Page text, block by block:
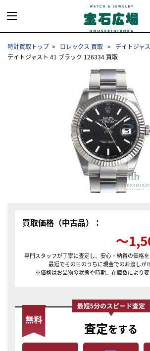
時計買取トップ ロレックス 買取
デイトジャ
デイトジャスト 41 ブラック 126334 買取
買取価格（中古品）：
〜
専門スタッフが丁寧に査定し、安心・納得の価格を
最短でその日のうちに現金でのお渡しが
※価格はお品物の状態や時期、在庫数により変
査定をする